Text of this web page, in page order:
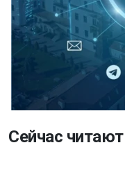
Сейчас читают